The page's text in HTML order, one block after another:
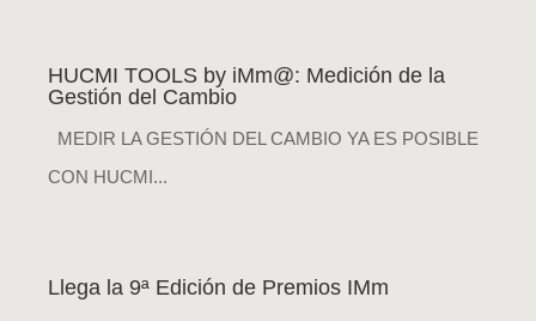
HUCMI TOOLS by iMm@: Medición de la
Gestión del Cambio
MEDIR LA GESTIÓN DEL CAMBIO YA ES POSIBLE
CON HUCMI...
Llega la 9ª Edición de Premios IMm